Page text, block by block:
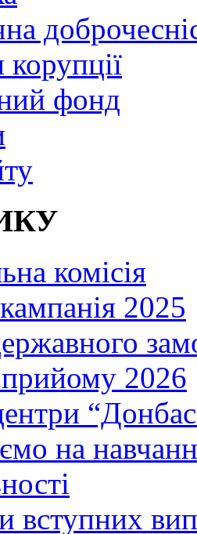
фонд
комісія
2025
2026
на
вступних